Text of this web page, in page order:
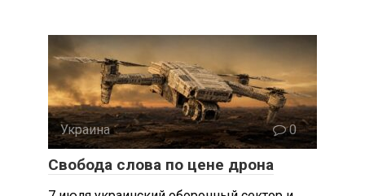
Украина 0
Свобода слова по цене дрона